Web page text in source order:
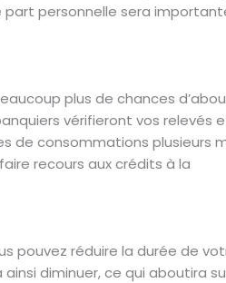
part personnelle sera
plus de chances
vérifieront vos relevés
de consommations plusieurs
recours aux crédits à la
pouvez réduire la durée de
diminuer, ce qui aboutira